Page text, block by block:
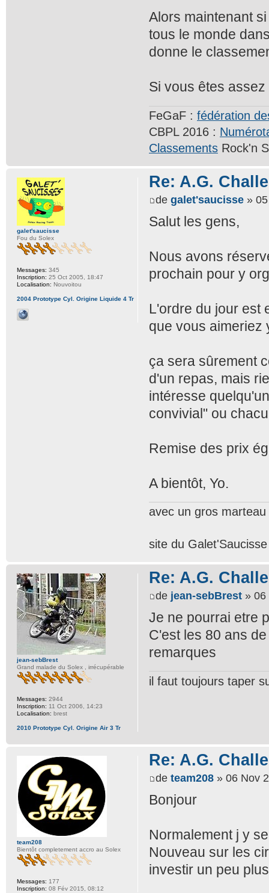
Alors maintenant
tous le monde
donne le
Si vous êtes
FeGaF : fédération
CBPL 2016 :
Classements Rock'n
Re: A.G.
de galet'saucisse »
Salut les gens,
Nous avons
prochain pour y
L'ordre du jour est
que vous aimeriez
ça sera sûrement
d'un repas, mais
intéresse
convivial" ou
Remise des prix
A bientôt, Yo.
avec un gros
site du
galet'saucisse
Fou du Solex
Messages: 345
Inscription: 25 Oct 2005, 18:47
Localisation: Nouvoitou
2004 Prototype Cyl. Origine Liquide 4 Tr
Re: A.G.
de jean-sebBrest » 06
Je ne pourrai etre
C'est les 80 ans
remarques
il faut toujours taper
jean-sebBrest
Grand malade du Solex , irrécupérable
Messages: 2944
Inscription: 11 Oct 2006, 14:23
Localisation: brest
2010 Prototype Cyl. Origine Air 3 Tr
Re: A.G.
de team208 » 06 Nov
Bonjour
Normalement j y
Nouveau sur les
investir un peu
team208
Bientôt completement accro au Solex
Messages: 177
Inscription: 08 Fév 2015, 08:12